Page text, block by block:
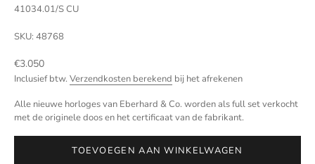
41034.01/S CU
SKU: 48768
Aanbiedingsprijs
€3.050
Inclusief btw. Verzendkosten berekend bij het afrekenen
Alle nieuwe horloges van Eberhard & Co. worden als full set verkocht
met de originele doos en het certificaat van de fabrikant.
TOEVOEGEN AAN WINKELWAGEN